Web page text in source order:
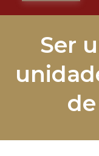
Ser